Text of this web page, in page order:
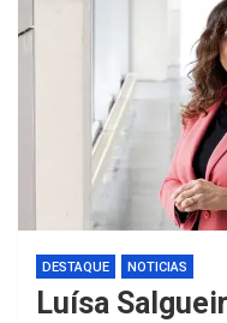
DESTAQUE NOTICIAS
Luísa